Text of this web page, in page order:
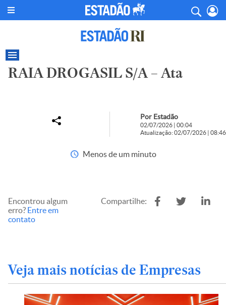
RAIA DROGASIL S/A – Ata
Por Estadão
02/07/2026 | 00:04
Atualização: 02/07/2026 | 08:46
Menos de um minuto
Encontrou algum
erro? Entre em
contato
Compartilhe:
Veja mais notícias de Empresas